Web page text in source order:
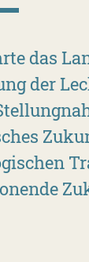
das
der